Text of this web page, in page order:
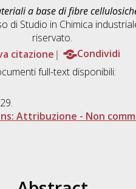
a base di fibre
di Studio in Chimica
riservato.
citazione
Condividi
full-text disponibili:
Attribuzione - Non